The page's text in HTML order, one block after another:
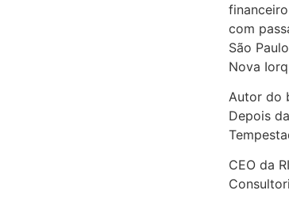
com
São
Nova
Autor do
Depois da
CEO da